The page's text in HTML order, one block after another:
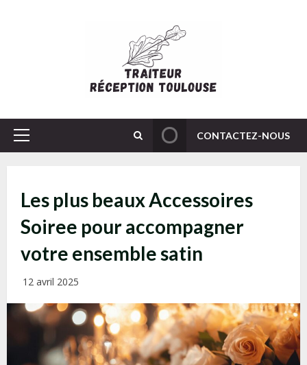
Primary
CONTACTEZ-NOUS
Les plus beaux Accessoires
Soiree pour accompagner
votre ensemble satin
12 avril 2025